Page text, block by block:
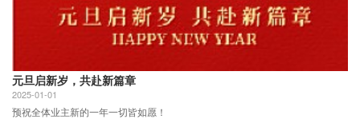
元旦启新岁，共赴新篇章
2025-01-01
预祝全体业主新的一年一切皆如愿！